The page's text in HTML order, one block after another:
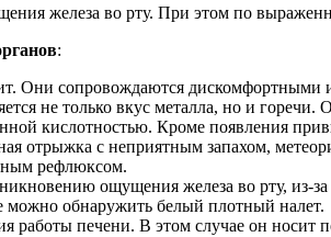
железа во рту. При этом по
:
Они сопровождаются
не только вкус металла, но и
кислотностью. Кроме появления
отрыжка с неприятным запахом,
рефлюксом.
ощущения железа во рту, из-
можно обнаружить белый плотный налет.
работы печени. В этом случае он носит